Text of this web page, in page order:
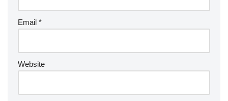
Email *
Website